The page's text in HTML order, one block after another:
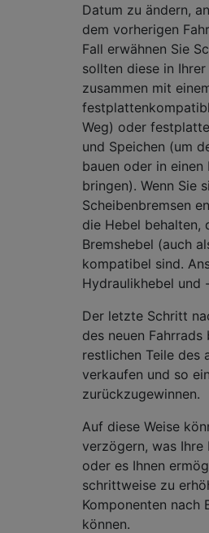
Datum zu ändern,
dem vorherigen
Fall erwähnen Sie
sollten diese in
zusammen mit
Weg) oder
und Speichen (um
bauen oder in einen
bringen). Wenn Sie
Scheibenbremsen
die Hebel behalten,
Bremshebel (auch
kompatibel sind.
Hydraulikhebel und
Der letzte Schritt
des neuen
restlichen Teile des
verkaufen und so
zurückzugewinnen.
Auf diese Weise
verzögern, was Ihre
oder es Ihnen
schrittweise zu
Komponenten nach
können.